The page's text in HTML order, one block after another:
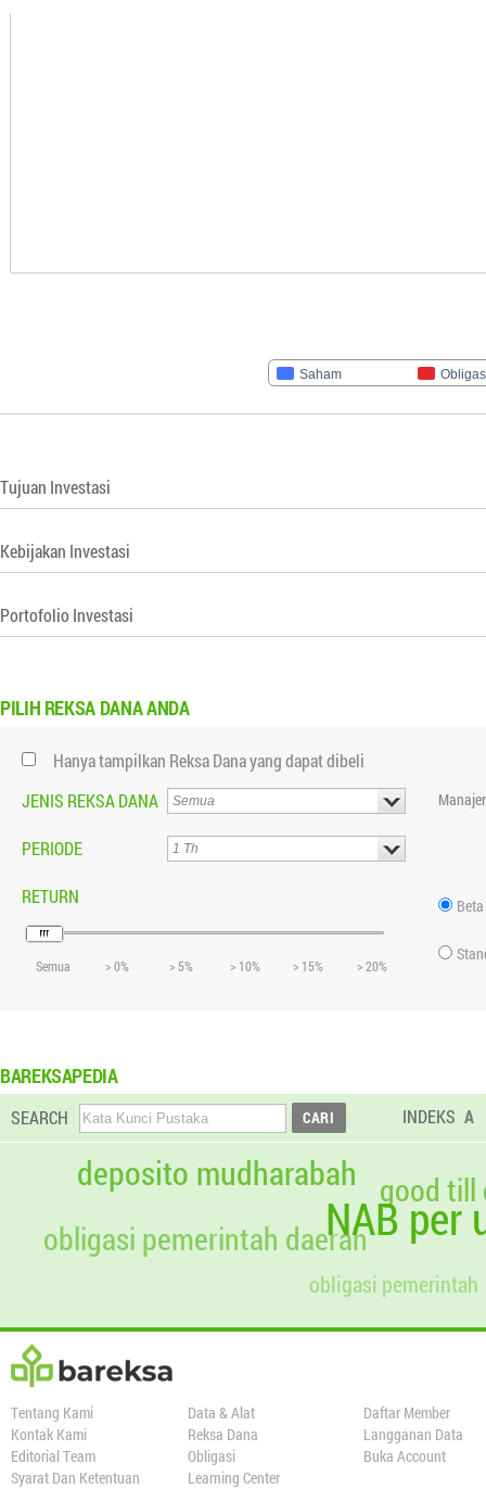
Saham
Tujuan Investasi
Kebijakan Investasi
Portofolio Investasi
PILIH REKSA DANA ANDA
Hanya tampilkan Reksa Dana yang dapat dibeli
JENIS REKSA DANA
PERIODE
RETURN
Semua > 0% > 5% > 10% > 15% > 20%
Beta
BAREKSAPEDIA
SEARCH INDEKS A
NAB per
deposito mudharabah
obligasi pemerintah
obligasi pemerintah daerah
good till
Tentang Kami
Kontak Kami
Editorial Team
Syarat Dan Ketentuan
Data & Alat
Reksa Dana
Obligasi
Learning Center
Daftar Member
Langganan Data
Buka Account